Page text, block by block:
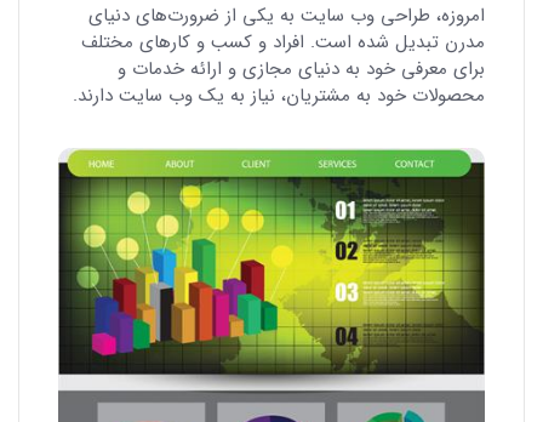
امروزه، طراحی وب سایت به یکی از ضرورت‌های دنیای
مدرن تبدیل شده است. افراد و کسب و کارهای مختلف
برای معرفی خود به دنیای مجازی و ارائه خدمات و
محصولات خود به مشتریان، نیاز به یک وب سایت دارند.